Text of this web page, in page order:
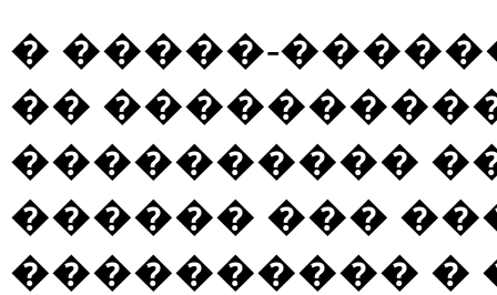
� �����-
��
����������
������ ���
���������� �